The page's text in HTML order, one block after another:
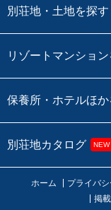
別荘地・土地を探す
リゾートマンショ
保養所・ホテルほか
別荘地カタログ NEW
ホーム プライバ
掲